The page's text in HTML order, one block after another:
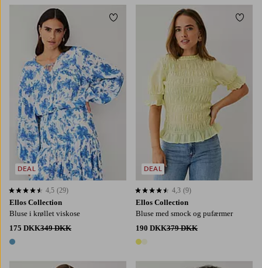
Ellos Collection
Bluse i krøllet viskose
175 DKK349 DKK
1 farve
4,5 baseret på 29 bedømmelser
4,5 (29)
DEAL
Tilføj til favoritter
XL
Ellos Collection
Bluse med smock og pufærmer
190 DKK379 DKK
2 farver
4,3 baseret på 9 bedømmelser
4,3 (9)
DEAL
XL